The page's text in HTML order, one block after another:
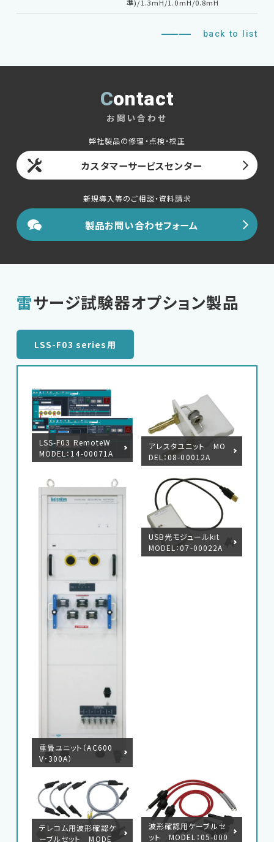
準)/1.3mH/1.0mH/0.8mH
back to list
Contact
お問い合わせ
弊社製品の修理・点検・校正
カスタマーサービスセンター
新規導入等のご相談・資料請求
製品お問い合わせフォーム
雷サージ試験器オプション製品
LSS-F03 series用
LSS-F03 RemoteW
MODEL：14-00071A
アレスタユニット MO
DEL：08-00012A
重畳ユニット（AC600
V･300A）
USB光モジュールkit
MODEL：07-00022A
テレコム用波形確認ケ
ーブルセット MODE
波形確認用ケーブルセ
ット MODEL：05-000